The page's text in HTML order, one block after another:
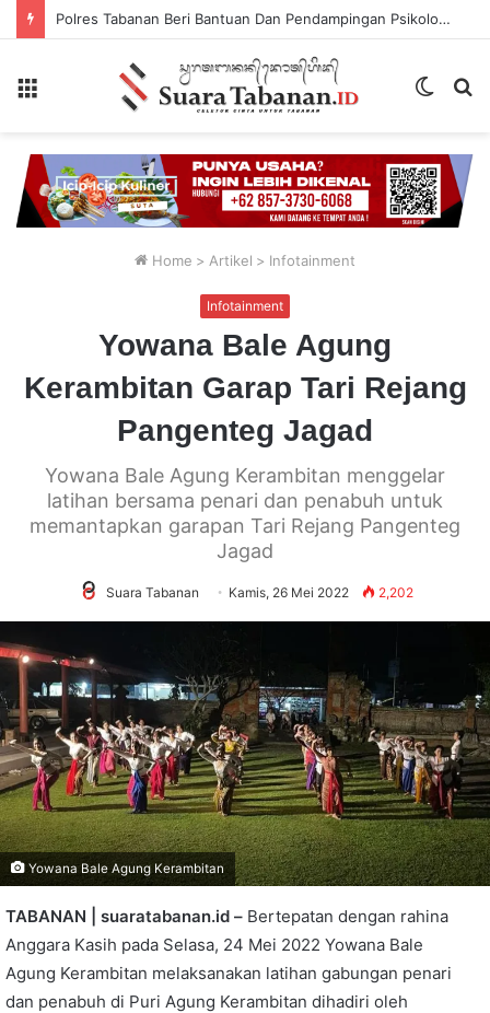
Polres Tabanan Beri Bantuan Dan Pendampingan Psikologis
Switch
Home > Artikel > Infotainment
Infotainment
Yowana Bale Agung
Kerambitan Garap Tari Rejang
Pangenteg Jagad
Yowana Bale Agung Kerambitan menggelar
latihan bersama penari dan penabuh untuk
memantapkan garapan Tari Rejang Pangenteg
Jagad
Suara Tabanan Kamis, 26 Mei 2022 2,202
Yowana Bale Agung Kerambitan
TABANAN | suaratabanan.id – Bertepatan dengan rahina
Anggara Kasih pada Selasa, 24 Mei 2022 Yowana Bale
Agung Kerambitan melaksanakan latihan gabungan penari
dan penabuh di Puri Agung Kerambitan dihadiri oleh